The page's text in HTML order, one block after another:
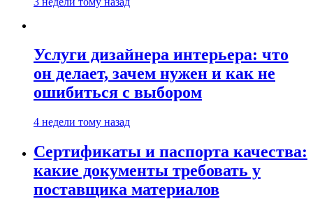
Услуги дизайнера интерьера: что
он делает, зачем нужен и как не
ошибиться с выбором
4 недели тому назад
Сертификаты и паспорта качества:
какие документы требовать у
поставщика материалов